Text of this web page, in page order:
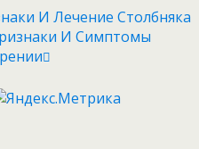
И Лечение Столбняка
И Симптомы